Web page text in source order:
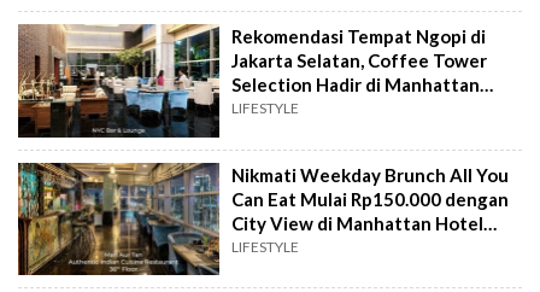
Rekomendasi Tempat Ngopi di
Jakarta Selatan, Coffee Tower
Selection Hadir di Manhattan
Hotel Jakarta
LIFESTYLE
Nikmati Weekday Brunch All You
Can Eat Mulai Rp150.000 dengan
City View di Manhattan Hotel
Jakarta
LIFESTYLE